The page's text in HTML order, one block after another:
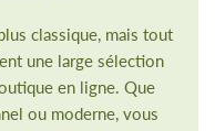
classique, mais tout
une large sélection
en ligne. Que
ou moderne, vous